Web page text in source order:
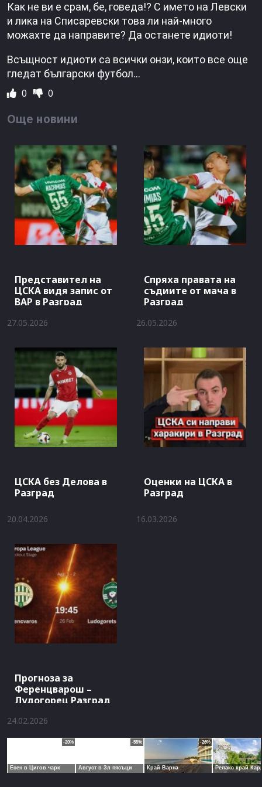
Как не ви е срам, бе, говеда!? С името на Левски
и лика на Списаревски това ли най-много
можахте да направите? Да останете идиоти!
Всъщност идиоти са всички онзи, които все още
гледат български футбол…
0 0
Още новини
Представител на
ЦСКА видя запис от
ВАР в Разград
27.05.2026
Спряха правата на
съдиите от мача в
Разград
26.05.2026
ЦСКА без Делова в
Разград
20.04.2026
Оценки на ЦСКА в
Разград
16.03.2026
Прогноза за
Ференцварош –
Лудогорец Разград
24.02.2026